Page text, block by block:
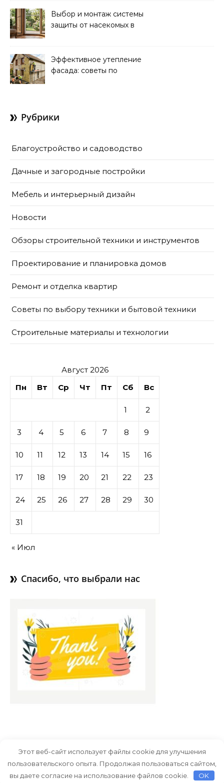
Выбор и монтаж системы
защиты от насекомых в
Эффективное утепление
фасада: советы по
Рубрики
Благоустройство и садоводство
Дачные и загородные постройки
Мебель и интерьерный дизайн
Новости
Обзоры строительной техники и инструментов
Проектирование и планировка домов
Ремонт и отделка квартир
Советы по выбору техники и бытовой техники
Строительные материалы и технологии
Август 2026
Пн
Вт Ср Чт Пт Сб Вс
1 2
3 4 5 6 7 8 9
10 11 12 13 14 15 16
17 18 19 20 21 22 23
24 25 26 27 28 29 30
31
« Июл
Спасибо, что выбрали нас
Тема Graceful от Optima Themes
Этот веб-сайт использует файлы cookie для улучшения
пользовательского опыта. Продолжая пользоваться сайтом,
вы даете согласие на использование файлов cookie.
OK